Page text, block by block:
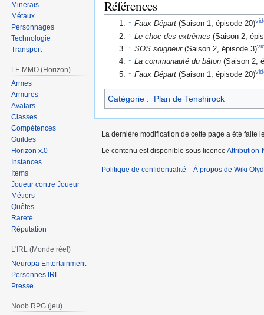
Références
↑ Faux Départ (Saison 1, épisode 20)
↑ Le choc des extrêmes (Saison 2,
↑ SOS soigneur(Saison 2, épisode 3)
↑ La communauté du bâton (Saison 2,
↑ Faux Départ (Saison 1, épisode 20)
Catégorie : Plan de Tenshirock
Minerais
Métaux
Personnages
Technologie
Transport
LE MMO (Horizon)
Armes
Armures
Avatars
Classes
Compétences
Guildes
Horizon x.0
Instances
Items
Joueur contre Joueur
Métiers
Quêtes
Rareté
Réputation
L'IRL (Monde réel)
Neuropa Entertainment
Personnes IRL
Presse
Noob RPG (jeu)
La dernière modification de cette page a été faite
Le contenu est disponible sous licence Attribution-
Politique de confidentialité À propos de Wiki